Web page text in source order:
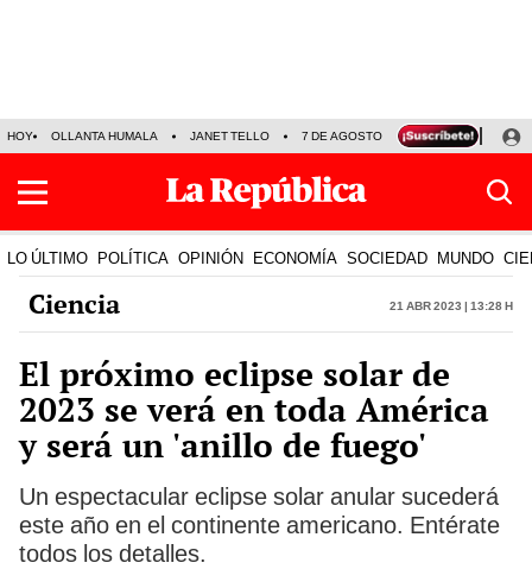
HOY OLLANTA HUMALA JANET TELLO 7 DE AGOSTO TINKA RESULTADOS
LO ÚLTIMO POLÍTICA OPINIÓN ECONOMÍA SOCIEDAD MUNDO
Ciencia 21 Abr 2023 | 13:28 h
El próximo eclipse solar de
2023 se verá en toda América
y será un 'anillo de fuego'
Un espectacular eclipse solar anular sucederá
este año en el continente americano. Entérate
todos los detalles.